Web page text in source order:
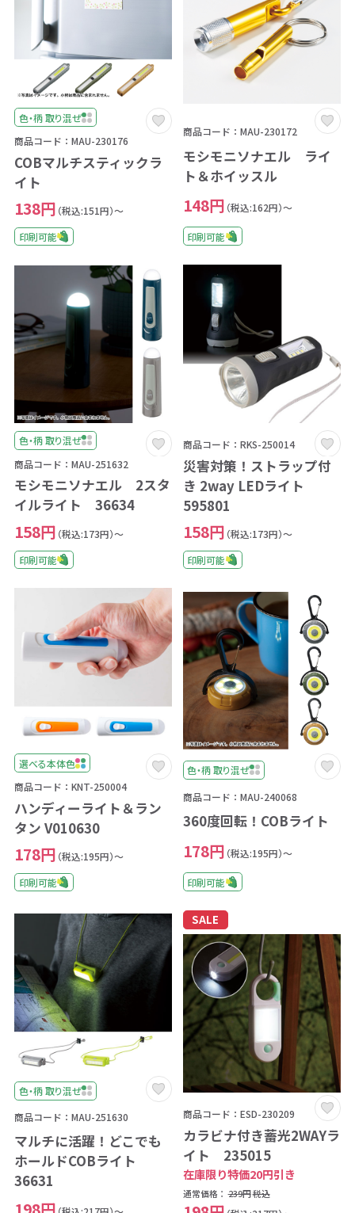
色・柄 取り混ぜ
商品コード：MAU-230176
COBマルチスティックラ
イト
138円 （税込:151円）～
印刷可能
商品コード：MAU-230172
モシモニソナエル ライ
ト＆ホイッスル
148円 （税込:162円）～
印刷可能
色・柄 取り混ぜ
商品コード：MAU-251632
モシモニソナエル 2スタ
イルライト 36634
158円 （税込:173円）～
印刷可能
商品コード：RKS-250014
災害対策！ストラップ付
き 2way LEDライト
595801
158円 （税込:173円）～
印刷可能
選べる本体色
商品コード：KNT-250004
ハンディーライト＆ラン
タン V010630
178円 （税込:195円）～
印刷可能
色・柄 取り混ぜ
商品コード：MAU-240068
360度回転！COBライト
178円 （税込:195円）～
印刷可能
色・柄 取り混ぜ
商品コード：MAU-251630
マルチに活躍！どこでも
ホールドCOBライト
36631
SALE
商品コード：ESD-230209
カラビナ付き蓄光2WAYラ
イト 235015
在庫限り特価20円引き
通常価格： 239円税込